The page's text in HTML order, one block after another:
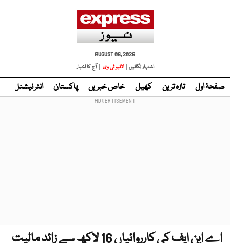
AUGUST 06, 2026
اشتہار لگائیں |
لائیو ٹی وی | آج کا اخبار
صفحۂ اول تازہ ترین کھیل خاص خبریں پاکستان انٹر نیشنل
اے این ایف کی کارروائیاں 16 لاکھ سے زائد مالیت